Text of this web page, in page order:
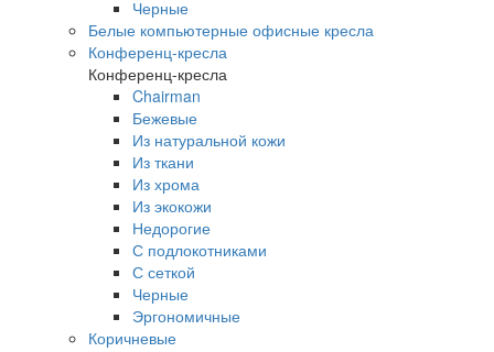
Черные
Белые компьютерные офисные кресла
Конференц-кресла
Конференц-кресла
Chairman
Бежевые
Из натуральной кожи
Из ткани
Из хрома
Из экокожи
Недорогие
С подлокотниками
С сеткой
Черные
Эргономичные
Коричневые